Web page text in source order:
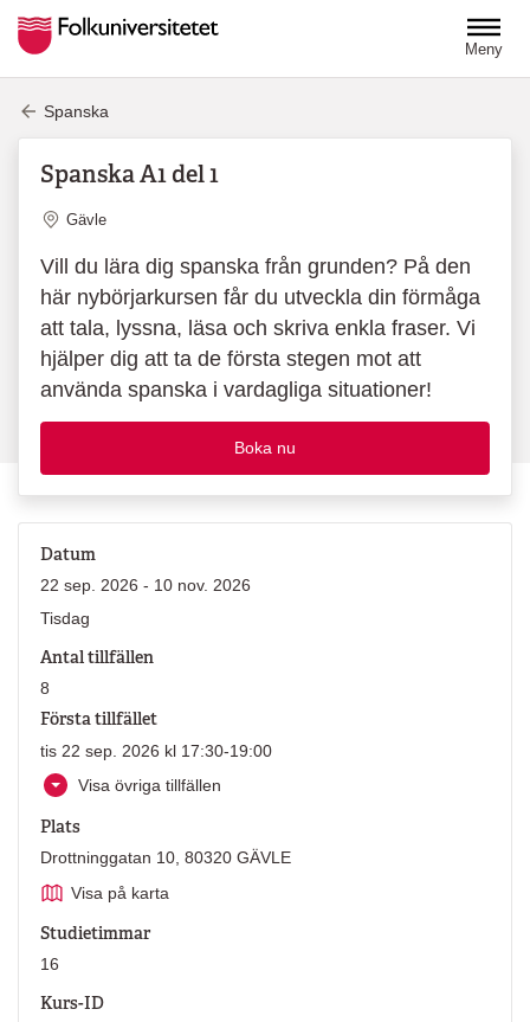
Meny
Spanska
Spanska A1 del 1
Plats
Gävle
Vill du lära dig spanska från grunden? På den
här nybörjarkursen får du utveckla din förmåga
att tala, lyssna, läsa och skriva enkla fraser. Vi
hjälper dig att ta de första stegen mot att
använda spanska i vardagliga situationer!
Boka nu
Datum
22 sep. 2026 - 10 nov. 2026
Tisdag
Antal tillfällen
8
Första tillfället
tis 22 sep. 2026 kl 17:30-19:00
Visa övriga tillfällen
Plats
Drottninggatan 10, 80320 GÄVLE
Visa på karta
Studietimmar
16
Kurs-ID